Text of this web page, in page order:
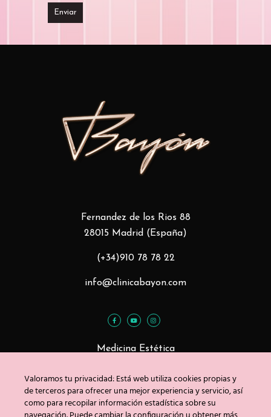
Fernandez de los Rios 88
28015 Madrid (España)
(+34)910 78 78 22
info@clinicabayon.com
Medicina Estética
Tratamientos Corporales
Valoramos tu privacidad: Está web utiliza cookies propias y
de terceros para ofrecer una mejor experiencia y servicio, así
como para recopilar información estadística sobre su